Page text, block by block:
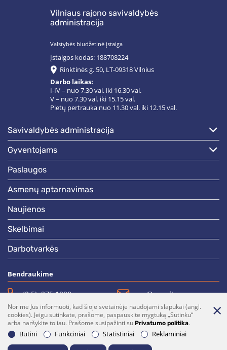
Vilniaus rajono savivaldybės
administracija
Valstybės biudžetinė įstaiga
Įstaigos kodas: 188708224
Rinktinės g. 50, LT-09318 Vilnius
Darbo laikas:
I-IV – nuo 7.30 val. iki 16.30 val.
V – nuo 7.30 val. iki 15.15 val.
Pietų pertrauka nuo 11.30 val. iki 12.15 val.
savivaldybės administracija
gyventojams
paslaugos
asmenų aptarnavimas
naujienos
skelbimai
darbotvarkės
Bendraukime
(0 5)  275 1990 vrsa@vrsa.lt
Facebook Youtube
Prenumerata Parašykite mums
Norime Jus informuoti, kad šioje svetainėje naudojami slapukai (angl.
cookies). Jeigu sutinkate, prašome, paspauskite mygtuką „Sutinku“
arba naršykite toliau. Prašome susipažinti su Privatumo politika.
Būtini
Funkciniai Statistiniai Reklaminiai